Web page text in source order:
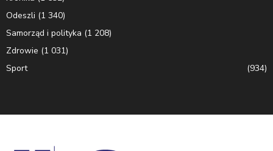
Odeszli (1 340)
Samorząd i polityka (1 208)
Zdrowie (1 031)
Sport
(934)